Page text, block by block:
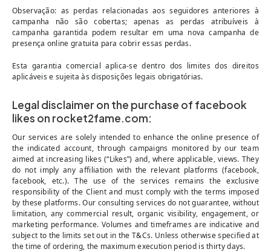
Observação: as perdas relacionadas aos seguidores anteriores à
campanha não são cobertas; apenas as perdas atribuíveis à
campanha garantida podem resultar em uma nova campanha de
presença online gratuita para cobrir essas perdas.
Esta garantia comercial aplica-se dentro dos limites dos direitos
aplicáveis e sujeita às disposições legais obrigatórias.
Legal disclaimer on the purchase of facebook
likes on rocket2fame.com:
Our services are solely intended to enhance the online presence of
the indicated account, through campaigns monitored by our team
aimed at increasing likes (“Likes”) and, where applicable, views. They
do not imply any affiliation with the relevant platforms (facebook,
facebook, etc.). The use of the services remains the exclusive
responsibility of the Client and must comply with the terms imposed
by these platforms. Our consulting services do not guarantee, without
limitation, any commercial result, organic visibility, engagement, or
marketing performance. Volumes and timeframes are indicative and
subject to the limits set out in the T&Cs. Unless otherwise specified at
the time of ordering, the maximum execution period is thirty days.